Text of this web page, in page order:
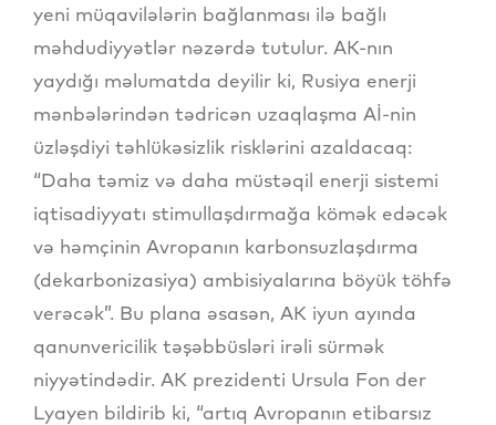
yeni müqavilələrin bağlanması ilə bağlı
məhdudiyyətlər nəzərdə tutulur. AK-nın
yaydığı məlumatda deyilir ki, Rusiya enerji
mənbələrindən tədricən uzaqlaşma Aİ-nin
üzləşdiyi təhlükəsizlik risklərini azaldacaq:
“Daha təmiz və daha müstəqil enerji sistemi
iqtisadiyyatı stimullaşdırmağa kömək edəcək
və həmçinin Avropanın karbonsuzlaşdırma
(dekarbonizasiya) ambisiyalarına böyük töhfə
verəcək”. Bu plana əsasən, AK iyun ayında
qanunvericilik təşəbbüsləri irəli sürmək
niyyətindədir. AK prezidenti Ursula Fon der
Lyayen bildirib ki, “artıq Avropanın etibarsız